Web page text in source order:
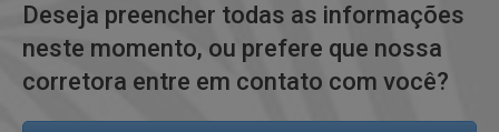
Deseja preencher todas as informações
neste momento, ou prefere que nossa
corretora entre em contato com você?